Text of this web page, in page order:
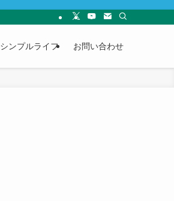
シンプルライフ お問い合わせ